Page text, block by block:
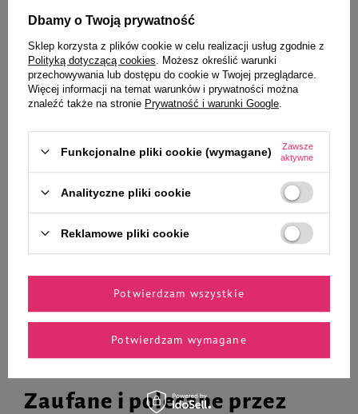
Ciebie i Twojego czworonoga
Over Horse Electro Horse
Rozpuszczalne elektrolity w
Najniższa cena z 30 dni przed
+
Do koszyka
Over Horse Electro Liquid Płyn
suplement wyrównujący
101,85 zł / l
Do koszyka
Zaufane i polecane przez
Dbamy o Twoją prywatność
Sklep korzysta z plików cookie w celu realizacji usług zgodnie z
Polityką dotyczącą cookies . Możesz określić warunki
przechowywania lub dostępu do cookie w Twojej przeglądarce.
Więcej informacji na temat warunków i prywatności można
znaleźć także na stronie Prywatność i warunki Google
Funkcjonalne pliki cookie (wymagane)
Zawsze
aktywne
Analityczne pliki cookie
Reklamowe pliki cookie
Potwierdzam wymagane
Potwierdzam wszystkie